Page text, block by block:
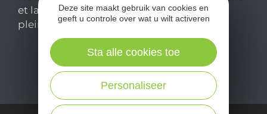
et laissez-vous inspirer pour profiter
pleinement de votre séjour en Aveyron.
Je m'abonne ici
Deze site maakt gebruik van cookies en
geeft u controle over wat u wilt activeren
Personaliseer
Sta alle cookies toe